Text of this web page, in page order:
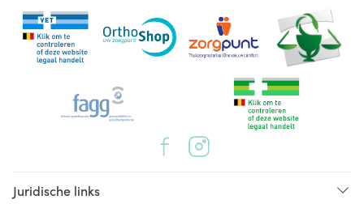
Juridische links